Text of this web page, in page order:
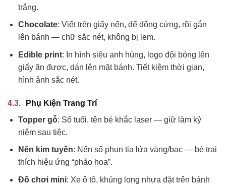
trắng.
Chocolate: Viết trên giấy nến, để đông cứng, rồi gắn
lên bánh — chữ sắc nét, không bị lem.
Edible print: In hình siêu anh hùng, logo đội bóng lên
giấy ăn được, dán lên mặt bánh. Tiết kiệm thời gian,
hình ảnh sắc nét.
Phụ Kiện Trang Trí
Topper gỗ: Số tuổi, tên bé khắc laser — giữ làm kỷ
niệm sau tiệc.
Nến kim tuyến: Nến số phun tia lửa vàng/bạc — bé trai
thích hiệu ứng “pháo hoa”.
Đồ chơi mini: Xe ô tô, khủng long nhựa đặt trên bánh